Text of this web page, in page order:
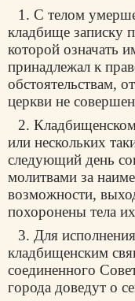
1. С телом
кладбище записку
которой означать
принадлежал к
обстоятельствам,
церкви не
2.
или нескольких
следующий день
молитвами за
возможности,
похоронены тела
3. Для
кладбищенским
соединенного
города доведут о